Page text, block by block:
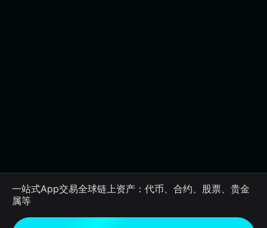
一站式App交易全球链上资产：代币、合约、股票、贵金
属等